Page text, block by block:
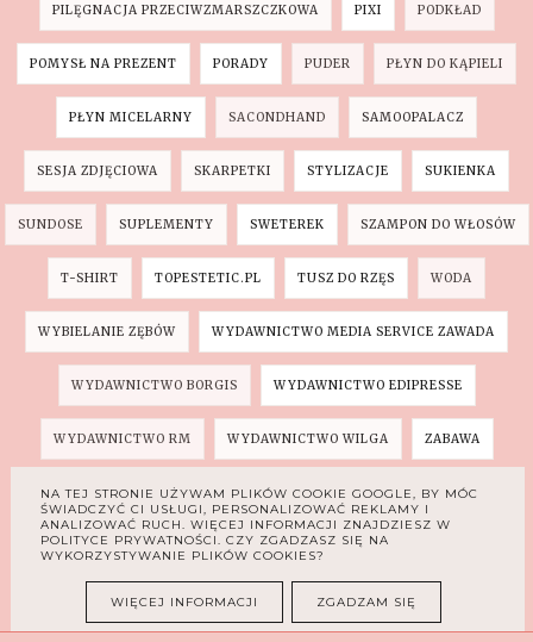
PILĘGNACJA PRZECIWZMARSZCZKOWA PIXI PODKŁAD
POMYSŁ NA PREZENT PORADY PUDER PŁYN DO KĄPIELI
PŁYN MICELARNY SACONDHAND SAMOOPALACZ
SESJA ZDJĘCIOWA SKARPETKI STYLIZACJE SUKIENKA
SUNDOSE SUPLEMENTY SWETEREK SZAMPON DO WŁOSÓW
T-SHIRT TOPESTETIC.PL TUSZ DO RZĘS WODA
WYBIELANIE ZĘBÓW WYDAWNICTWO MEDIA SERVICE ZAWADA
WYDAWNICTWO BORGIS WYDAWNICTWO EDIPRESSE
WYDAWNICTWO RM WYDAWNICTWO WILGA ZABAWA
ZABAWKI ZEGAREK ŚWIECE
NA TEJ STRONIE UŻYWAM PLIKÓW COOKIE GOOGLE, BY MÓC
ŚWIADCZYĆ CI USŁUGI, PERSONALIZOWAĆ REKLAMY I
ANALIZOWAĆ RUCH. WIĘCEJ INFORMACJI ZNAJDZIESZ W
POLITYCE PRYWATNOŚCI. CZY ZGADZASZ SIĘ NA
WYKORZYSTYWANIE PLIKÓW COOKIES?
WIĘCEJ INFORMACJI ZGADZAM SIĘ